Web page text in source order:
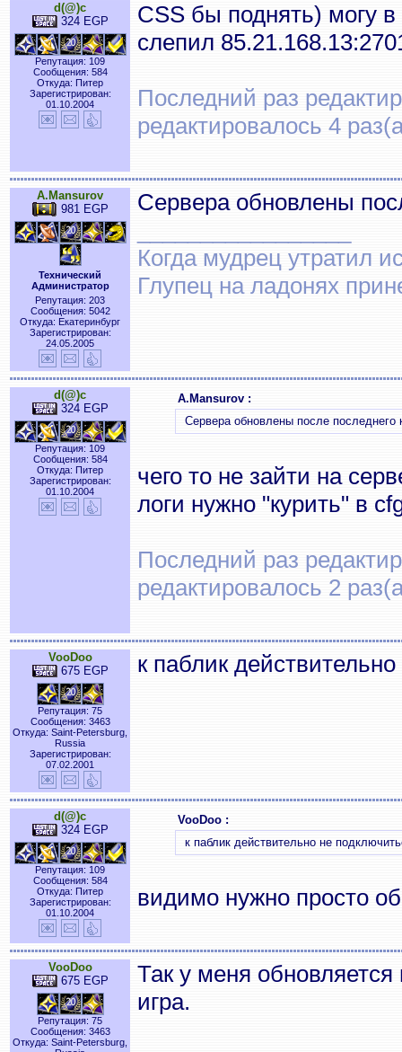
d(@)c
324 EGP
Репутация: 109
Сообщения: 584
Откуда: Питер
Зарегистрирован:
01.10.2004
CSS бы поднять) могу
слепил
Последний раз
редактировалось 4
A.Mansurov
981 EGP
Технический
Администратор
Репутация: 203
Сообщения: 5042
Откуда: Екатеринбург
Зарегистрирован:
24.05.2005
Сервера обновлены
Когда мудрец утратил
Глупец на ладонях
d(@)c
324 EGP
Репутация: 109
Сообщения: 584
Откуда: Питер
Зарегистрирован:
01.10.2004
A.Mansurov :
Сервера обновлены после последнего
чего то не зайти на
логи нужно "курить" в
Последний раз
редактировалось 2
VooDoo
675 EGP
Репутация: 75
Сообщения: 3463
Откуда: Saint-Petersburg,
Russia
Зарегистрирован:
07.02.2001
к паблик
d(@)c
324 EGP
Репутация: 109
Сообщения: 584
Откуда: Питер
Зарегистрирован:
01.10.2004
VooDoo :
к паблик действительно не
видимо нужно просто
VooDoo
675 EGP
Репутация: 75
Сообщения: 3463
Откуда: Saint-Petersburg,
Так у меня
игра.